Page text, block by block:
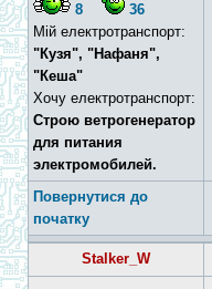
8
36
Мій електротранспорт:
"Кузя", "Нафаня",
"Кеша"
Хочу електротранспорт:
Строю ветрогенератор
для питания
электромобилей.
Повернутися до
початку
Stalker_W